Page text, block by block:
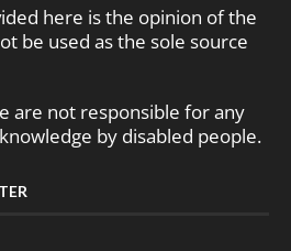
here is the opinion of the
be used as the sole source
are not responsible for any
by disabled people.